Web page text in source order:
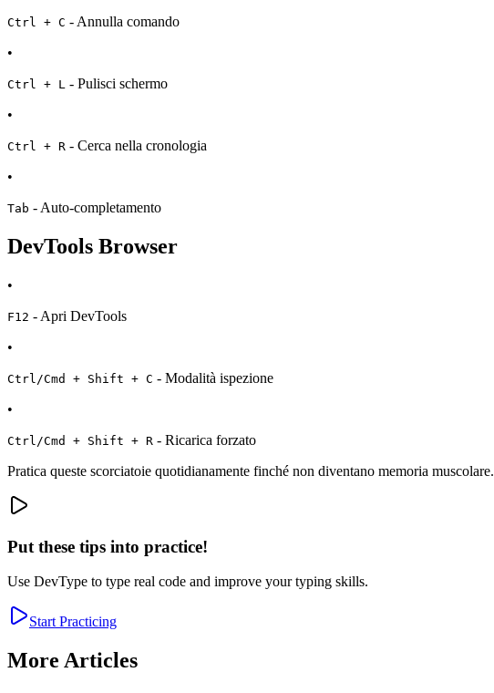
Ctrl + C - Annulla comando
•
Ctrl + L - Pulisci schermo
•
Ctrl + R - Cerca nella cronologia
•
Tab - Auto-completamento
DevTools Browser
•
F12 - Apri DevTools
•
Ctrl/Cmd + Shift + C - Modalità ispezione
•
Ctrl/Cmd + Shift + R - Ricarica forzato
Pratica queste scorciatoie quotidianamente finché non diventano memoria muscolare.
Put these tips into practice!
Use DevType to type real code and improve your typing skills.
Start Practicing
More Articles